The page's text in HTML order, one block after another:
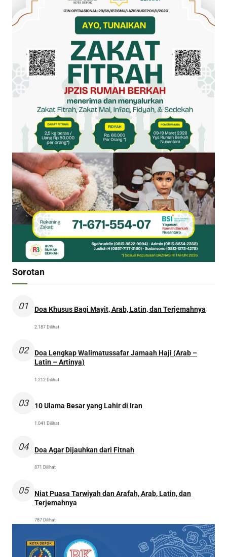
Sorotan
01 Doa Khusus Bagi Mayit, Arab, Latin, dan Terjemahnya
2.187 Dilihat
02
Doa Lengkap Walimatussafar Jamaah Haji (Arab –
Latin – Artinya)
1.212 Dilihat
03 10 Ulama Besar yang Lahir di Iran
1.041 Dilihat
04 Doa Agar Dijauhkan dari Fitnah
871 Dilihat
05
Niat Puasa Tarwiyah dan Arafah, Arab, Latin, dan
Terjemahnya
787 Dilihat